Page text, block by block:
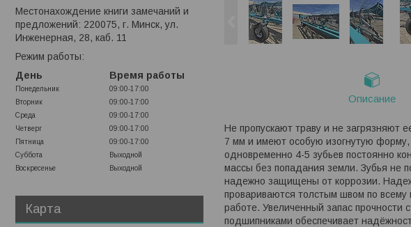
Описание
Не пропускают траву и не загрязняют
7 мм и имеют особую изогнутую форму,
одновременно 4-5 зубьев постоянно
массы без попадания земли. Зубья не
надежно защищены от коррозии.
провариваются толстым швом по
работе. Увеличенный запас прочности
подшипниками обеспечивает
Местонахождение книги замечаний и
предложений: 220075, г. Минск, ул.
Инженерная, 28, каб. 11
Режим работы:
День
Время работы
Понедельник
09:00-17:00
Вторник
09:00-17:00
Среда
09:00-17:00
Четверг
09:00-17:00
Пятница
09:00-17:00
Суббота
Выходной
Воскресенье
Выходной
Карта